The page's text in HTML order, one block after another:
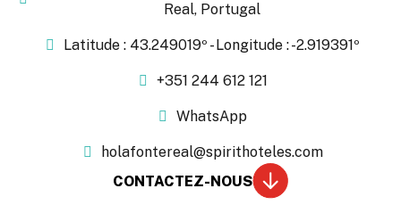
Real, Portugal
Latitude : 43.249019º - Longitude : -2.919391º
+351 244 612 121
WhatsApp
holafontereal@spirithoteles.com
CONTACTEZ-NOUS